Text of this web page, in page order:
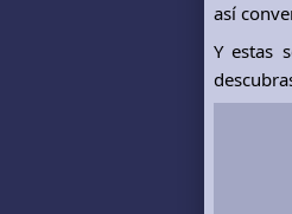
así
Y estas